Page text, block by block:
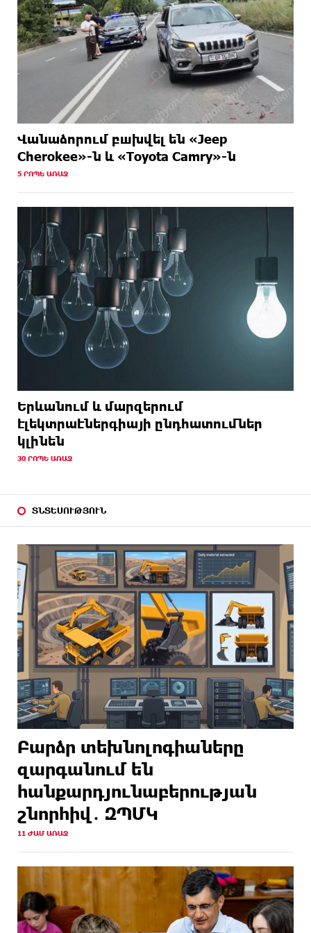
Վանաձորում բшխվել են «Jeep
Cherokee»-ն և «Toyota Camry»-ն
5 ՐՈՊԵ ԱՌԱՋ
Երևանում և մարզերում
էլեկտրաէներգիայի ընդհատումներ
կլինեն
30 ՐՈՊԵ ԱՌԱՋ
ՏՆՏԵՍՈՒԹՅՈՒՆ
Բարձր տեխնոլոգիաները
զարգանում են
հանքարդյունաբերության
շնորհիվ․ ԶՊՄԿ
11 ԺԱՄ ԱՌԱՋ